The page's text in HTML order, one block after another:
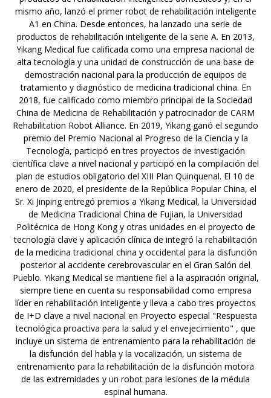
mismo año, lanzó el primer robot de rehabilitación inteligente
A1 en China. Desde entonces, ha lanzado una serie de
productos de rehabilitación inteligente de la serie A. En 2013,
Yikang Medical fue calificada como una empresa nacional de
alta tecnología y una unidad de construcción de una base de
demostración nacional para la producción de equipos de
tratamiento y diagnóstico de medicina tradicional china. En
2018, fue calificado como miembro principal de la Sociedad
China de Medicina de Rehabilitación y patrocinador de CARM
Rehabilitation Robot Alliance. En 2019, Yikang ganó el segundo
premio del Premio Nacional al Progreso de la Ciencia y la
Tecnología, participó en tres proyectos de investigación
científica clave a nivel nacional y participó en la compilación del
plan de estudios obligatorio del XIII Plan Quinquenal. El 10 de
enero de 2020, el presidente de la República Popular China, el
Sr. Xi Jinping entregó premios a Yikang Medical, la Universidad
de Medicina Tradicional China de Fujian, la Universidad
Politécnica de Hong Kong y otras unidades en el proyecto de
tecnología clave y aplicación clínica de integró la rehabilitación
de la medicina tradicional china y occidental para la disfunción
posterior al accidente cerebrovascular en el Gran Salón del
Pueblo. Yikang Medical se mantiene fiel a la aspiración original,
siempre tiene en cuenta su responsabilidad como empresa
líder en rehabilitación inteligente y lleva a cabo tres proyectos
de I+D clave a nivel nacional en Proyecto especial "Respuesta
tecnológica proactiva para la salud y el envejecimiento" , que
incluye un sistema de entrenamiento para la rehabilitación de
la disfunción del habla y la vocalización, un sistema de
entrenamiento para la rehabilitación de la disfunción motora
de las extremidades y un robot para lesiones de la médula
espinal humana.